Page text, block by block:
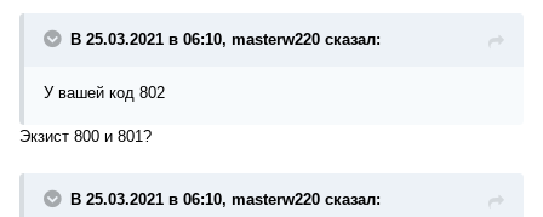
В 25.03.2021 в 06:10, masterw220 сказал:
У вашей код 802
Экзист 800 и 801?
В 25.03.2021 в 06:10, masterw220 сказал: